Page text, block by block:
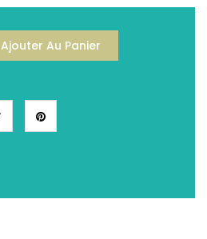
Ajouter Au Panier